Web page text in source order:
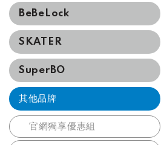
BeBeLock
SKATER
SuperBO
其他品牌
官網獨享優惠組